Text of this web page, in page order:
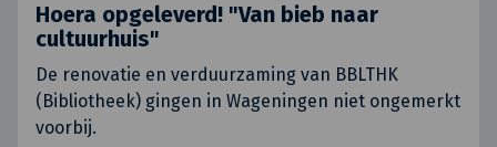
Hoera opgeleverd! "Van bieb naar
cultuurhuis"
De renovatie en verduurzaming van BBLTHK
(Bibliotheek) gingen in Wageningen niet ongemerkt
voorbij.